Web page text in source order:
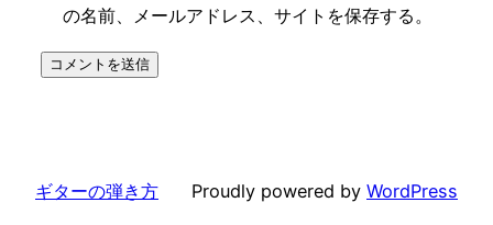
の名前、メールアドレス、サイトを保存する。
ギターの弾き方 Proudly powered by WordPress